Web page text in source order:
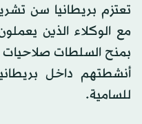
تعتزم بريطانيا سن
مع الوكلاء الذين
بمنح السلطات
أنشطتهم داخل
للسامية.